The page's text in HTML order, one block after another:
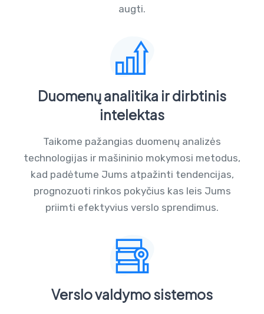
augti.
Duomenų analitika ir dirbtinis
intelektas
Taikome pažangias duomenų analizės
technologijas ir mašininio mokymosi metodus,
kad padėtume Jums atpažinti tendencijas,
prognozuoti rinkos pokyčius kas leis Jums
priimti efektyvius verslo sprendimus.
Verslo valdymo sistemos